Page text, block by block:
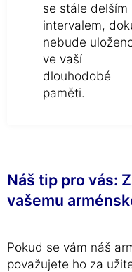
se stále delším
intervalem,
nebude
ve vaší
dlouhodobé
paměti.
Náš tip pro vás:
vašemu
Pokud se vám náš
považujete ho za